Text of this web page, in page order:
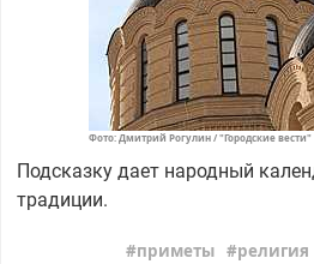
Фото: Дмитрий Рогулин / "Городские вести"
Подсказку дает народный
традиции.
приметы религия